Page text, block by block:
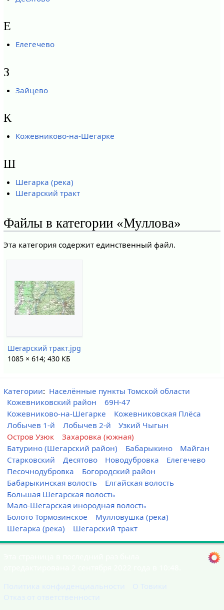
Е
Елегечево
З
Зайцево
К
Кожевниково-на-Шегарке
Ш
Шегарка (река)
Шегарский тракт
Файлы в категории «Муллова»
Эта категория содержит единственный файл.
Шегарский тракт.jpg
1085 × 614; 430 КБ
Категории: Населённые пункты Томской области
Кожевниковский район
69Н-47
Кожевниково-на-Шегарке
Кожевниковская Плёса
Лобычев 1-й
Лобычев 2-й
Узкий Чыгын
Остров Узюк
Захаровка (южная)
Батурино (Шегарский район)
Бабарыкино
Майган
Старковский
Десятово Новодубровка
Елегечево
Песочнодубровка
Богородский район
Бабарыкинская волость
Елгайская волость
Большая Шегарская волость
Мало-Шегарская инородная волость
Болото Тормозинское
Мулловушка (река)
Шегарка (река)
Шегарский тракт